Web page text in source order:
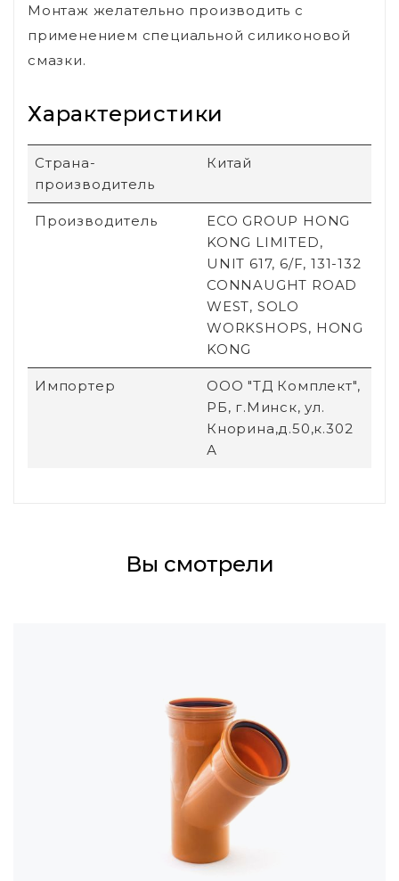
Монтаж желательно производить с
применением специальной силиконовой
смазки.
Характеристики
Страна-
производитель
Китай
Производитель
ECO GROUP HONG
KONG LIMITED,
UNIT 617, 6/F, 131-132
CONNAUGHT ROAD
WEST, SOLO
WORKSHOPS, HONG
KONG
Импортер
ООО "ТД Комплект",
РБ, г.Минск, ул.
Кнорина,д.50,к.302
А
Вы смотрели